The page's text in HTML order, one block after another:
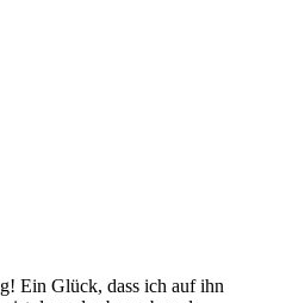
Ein Glück, dass ich auf ihn